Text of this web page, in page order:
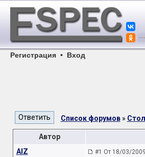
Регистрация • Вход
Список форумов»
Автор
AIZ
#1 От 18/03/